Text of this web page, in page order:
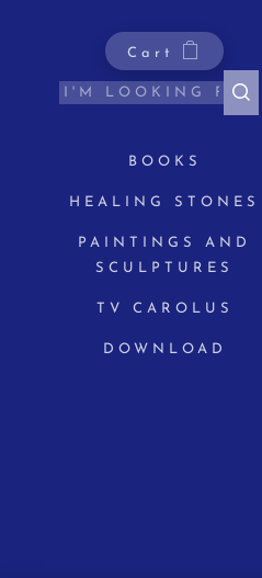
Cart
BOOKS
HEALING STONES
PAINTINGS AND
SCULPTURES
TV CAROLUS
DOWNLOAD